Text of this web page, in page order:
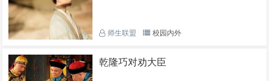
师生联盟 校园内外
乾隆巧对劝大臣